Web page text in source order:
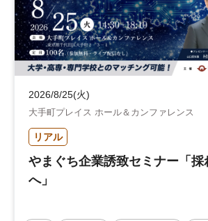
2026/8/25(火)
大手町プレイス ホール＆カンファレンス
リアル
やまぐち企業誘致セミナー「採
へ」